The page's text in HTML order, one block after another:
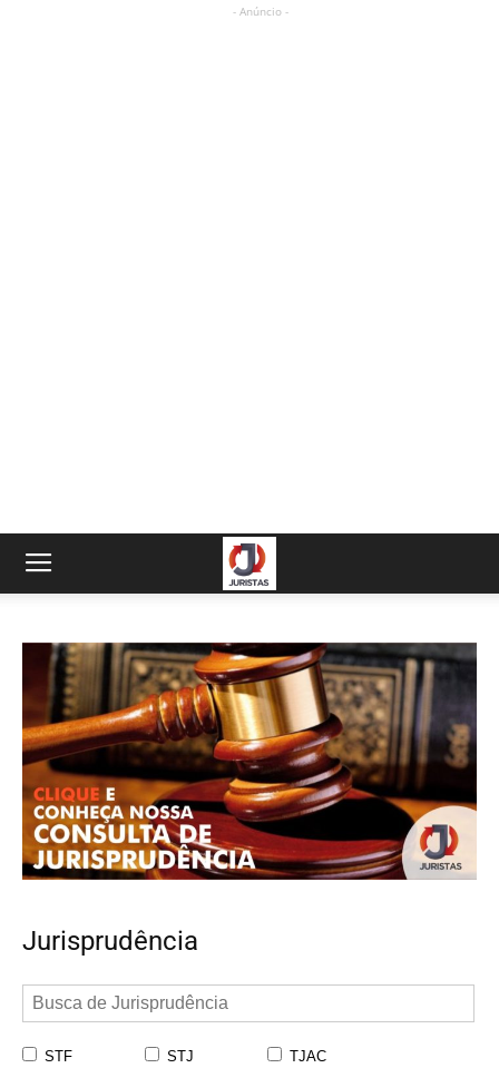
- Anúncio -
Jurisprudência
STF STJ
TJAC